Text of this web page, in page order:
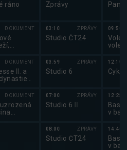
ráno
DOKUMENT
DOKUMENT
II. a
DOKUMENT
k
(4/4)
Zprávy
03:10 ZPRÁVY
Studio ČT24
03:59 ZPRÁVY
Studio 6
07:00 ZPRÁVY
Studio 6 II
08:00 ZPRÁVY
Studio ČT24
09:50
12:15
12:25
v
14:40
v